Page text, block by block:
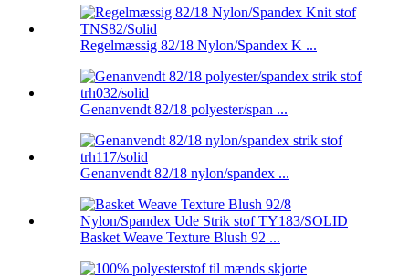
Regelmæssig 82/18 Nylon/Spandex K ...
Genanvendt 82/18 polyester/span ...
Genanvendt 82/18 nylon/spandex ...
Basket Weave Texture Blush 92 ...